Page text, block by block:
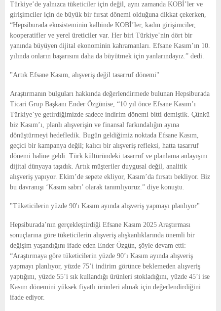
Türkiye’de yalnızca tüketiciler için değil, aynı zamanda KOBİ’ler ve
girişimciler için de büyük bir fırsat dönemi olduğuna dikkat çekerken,
“Hepsiburada ekosisteminin kalbinde KOBİ’ler, kadın girişimciler,
kooperatifler ve yerel üreticiler var. Her biri Türkiye’nin dört bir
yanında büyüyen dijital ekonominin kahramanları. Efsane Kasım’ın 10.
yılında onların başarısını daha da büyütmek için yanlarındayız.” dedi.
"Artık Efsane Kasım, alışveriş değil tasarruf dönemi"
Araştırmanın bulguları hakkında değerlendirmede bulunan Hepsiburada
Ticari Grup Başkanı Ender Özgünise, “10 yıl önce Efsane Kasım’ı
Türkiye’ye getirdiğimizde sadece indirim dönemi bitti demiştik. Çünkü
biz Kasım’ı, planlı alışverişin ve finansal farkındalığın ayına
dönüştürmeyi hedefledik. Bugün geldiğimiz noktada Efsane Kasım,
geçici bir kampanya değil; kalıcı bir alışveriş refleksi, hatta tasarruf
dönemi haline geldi. Türk kültüründeki tasarruf ve planlama anlayışını
dijital dünyaya taşıdık. Artık müşteriler duygusal değil, analitik
alışveriş yapıyor. Ekim’de sepete ekliyor, Kasım’da fırsatı bekliyor. Biz
bu davranışı ‘Kasım sabrı’ olarak tanımlıyoruz.” diye konuştu.
"Tüketicilerin yüzde 90'ı Kasım ayında alışveriş yapmayı planlıyor"
Hepsiburada’nın gerçekleştirdiği Efsane Kasım 2025 Araştırması
sonuçlarına göre tüketicilerin alışveriş alışkanlıklarında önemli bir
değişim yaşandığını ifade eden Ender Özgün, şöyle devam etti:
“Araştırmaya göre tüketicilerin yüzde 90’ı Kasım ayında alışveriş
yapmayı planlıyor, yüzde 75’i indirim görünce beklemeden alışveriş
yaptığını, yüzde 55’i sık kullandığı ürünleri stokladığını, yüzde 45’i ise
Kasım dönemini yüksek fiyatlı ürünleri almak için değerlendirdiğini
ifade ediyor.